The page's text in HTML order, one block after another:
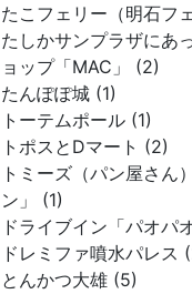
たこフェリー（明石フ
たしかサンプラザにあ
ョップ「MAC」 (2)
たんぽぽ城 (1)
トーテムポール (1)
トポスとDマート (2)
トミーズ（パン屋さん
ン」 (1)
ドライブイン「パオパ
ドレミファ噴水パレス
とんかつ大雄 (5)